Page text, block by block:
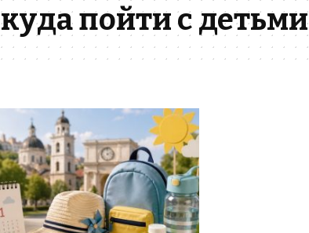
куда пойти с детьми